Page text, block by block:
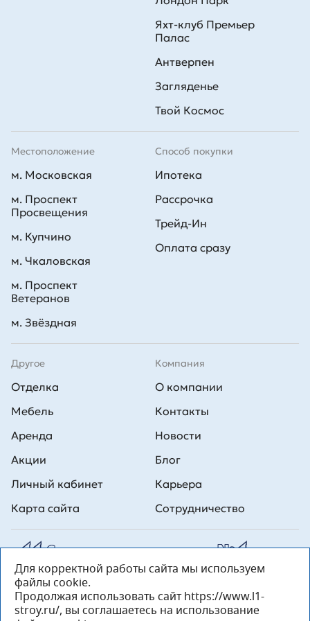
Способ покупки
Ипотека
Рассрочка
Трейд-Ин
Оплата сразу
Яхт-клуб Премьер
Палас
Антверпен
Загляденье
Твой Космос
Другое
Отделка
Мебель
Аренда
Акции
Личный кабинет
Карта сайта
Компания
О компании
Контакты
Новости
Блог
Карьера
Сотрудничество
Местоположение
м. Московская
м. Проспект
Просвещения
м. Купчино
м. Чкаловская
м. Проспект
Ветеранов
м. Звёздная
Все права на публикуемые на сайте материалы принадлежат
ООО Л1 Строительная комания №1. Любая информация,
представленная на данном сайте, носит исключительно
информационный характер и ни при каких условиях не является
публичной офертой, определяемой положениями статьи 437 ГК РФ.
Для корректной работы сайта мы используем
файлы cookie.
Продолжая использовать сайт https://www.l1-
stroy.ru/, вы соглашаетесь на использование